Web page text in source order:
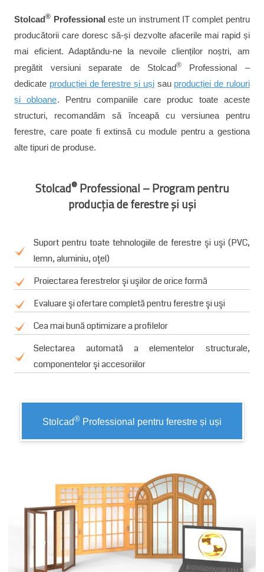
Stolcad® Professional este un instrument IT complet pentru
producătorii care doresc să-și dezvolte afacerile mai rapid și
mai eficient. Adaptându-ne la nevoile clienților noștri, am
pregătit versiuni separate de Stolcad®Professional –
dedicate producției de ferestre și ușisau producției de rulouri
și obloane. Pentru companiile care produc toate aceste
structuri, recomandăm să înceapă cu versiunea pentru
ferestre, care poate fi extinsă cu module pentru a gestiona
alte tipuri de produse.
Stolcad®Professional – Program pentru
producția de ferestre și uși
Suport pentru toate tehnologiile de ferestre și uși (PVC,
lemn, aluminiu, oțel)
Proiectarea ferestrelor și ușilor de orice formă
Evaluare și ofertare completă pentru ferestre și uși
Cea mai bună optimizare a profilelor
Selectarea automată a elementelor structurale,
componentelor și accesoriilor
Stolcad® Professional pentru ferestre și uși